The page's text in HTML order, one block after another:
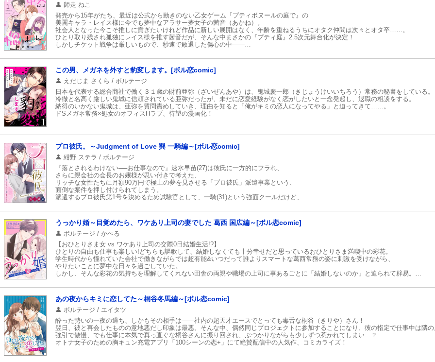
師走 ねこ
発売から15年がたち、最近は公式から動きのない乙女ゲーム『プティボヌールの庭で』の
美麗キャラ・レイス様に今でも夢中なアラサー夢女子の茜音（あかね）。
社会人となった今こそ推しに貢ぎたいけれど作品に新しい展開はなく、年齢を重ねるうちにオタク仲間は次々とオタ卒……。
ひとり取り残され孤独にレイス様を推す茜音だが、そんな中まさかの『プティ庭』2.5次元舞台化が決定！
しかしチケット戦争は厳しいもので、秒速で敗退した傷心の中――
アラサー夢女子の前向きオタクライフ＋年下イケメン男子の振り回されラブ！
この男、メガネを外すと豹変します。[ボル恋comic]
えだじま さくら / ボルテージ
日本を代表する総合商社で働く３１歳の財前亜弥（ざいぜんあや）は、鬼城慶一郎（きじょうけいいちろう）常務の秘書をしている。
冷徹と名高く厳しい鬼城に信頼されている亜弥だったが、未だに恋愛経験がなく恋がしたいと一念発起し、退職の相談をする。
納得のいかない鬼城は、亜弥を質問責めしていき、理由を知ると「俺がキミの恋人になってやる」と迫ってきて……。
ドSメガネ常務×処女のオフィスHラブ、待望の漫画化！
プロ彼氏。～Judgment of Love 巽 一騎編～[ボル恋comic]
紺野 ステラ / ボルテージ
『落とされるわけない──お仕事なので』速水早苗(27)は彼氏に一方的にフラれ、
さらに親会社の会長のお嬢様が思い付きで考えた、
リッチな女性たちに月額90万円で極上の夢を見させる「プロ彼氏」派遣事業という、
面倒な案件を押し付けられてしまう。
派遣するプロ彼氏第1号を決めるため試験官として、一騎(31)という強面クールだけど、
怒ったりドキドキしたり悩んだりする日々が続き…!?
オトナ女子のための胸キュン充電アプリ「100シーンの恋+」の人気作、待望のコミカライズ!!
うっかり婚～目覚めたら、ワケあり上司の妻でした 葛西 国広編～[ボル恋comic]
ボルテージ / かぺる
【おひとりさま女 vs ワケあり上司の交際0日結婚生活!?】
ひとりの自由も仕事も楽しい!どちらも謳歌して、結婚しなくても十分幸せだと思っているおひとりさま満喫中の彩花。
学生時代から憧れていた会社で働きながらでは超有能&いつだって誰よりスマートな葛西常務の姿に刺激を受けながら、
やりたいことに夢中な日々を過ごしていた。
しかし、そんな彩花の気持ちを理解してくれない田舎の両親や職場の上司に事あるごとに「結婚しないのか」と迫られて辟易。
目の前に記入済みの婚姻届を差し出され、優しく囁かれて…!? その相手は――まさかの葛西常務!?
うっかりからはじまるオトナ同士の契約婚!オトナ女子のための胸キュン充電アプリ「100シーンの恋+」にて絶賛配信中の人気作、コ
あの夜からキミに恋してた～桐谷冬馬編～[ボル恋comic]
ボルテージ / エイタツ
酔った勢いの一夜の過ち、しかもその相手は――社内の超天才エースでとっても毒舌な桐谷（きりや）さん！
翌日、彼と再会したものの意地悪だし印象は最悪。そんな中、偶然同じプロジェクトに参加することになり、彼の指定で仕事中は隣
強引で傲慢、でも仕事に本気で真っ直ぐな桐谷さんに振り回され、ぶつかりながらも少しずつ惹かれてしまい…？
オトナ女子のための胸キュン充電アプリ「100シーンの恋+」にて絶賛配信中の人気作、コミカライズ！